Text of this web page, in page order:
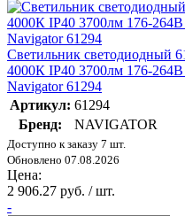
Светильник светодиодный
4000К IP40 3700лм 176-
Navigator 61294
Артикул: 61294
Бренд:
NAVIGATOR
Доступно к заказу 7 шт.
Обновлено 07.08.2026
Цена:
2 906.27 руб. / шт.
-